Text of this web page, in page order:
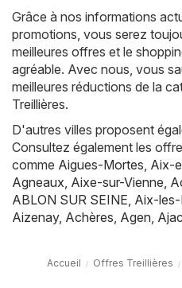
Grâce à nos informations
promotions, vous serez
meilleures offres et le
agréable. Avec nous, vous
meilleures réductions de la
Treillières.
D'autres villes proposent
Consultez également les
comme Aigues-Mortes Aix-
Agneaux Aixe-sur-Vienne
ABLON SUR SEINE Aix-les-
Aizenay, Achères Agen
Accueil Offres Treillières